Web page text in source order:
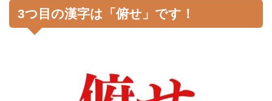
3つ目の漢字は「俯せ」です！